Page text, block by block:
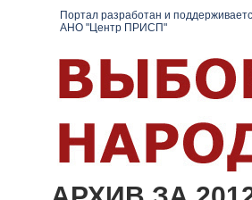
Портал разработан и
АНО "Центр ПРИСП"